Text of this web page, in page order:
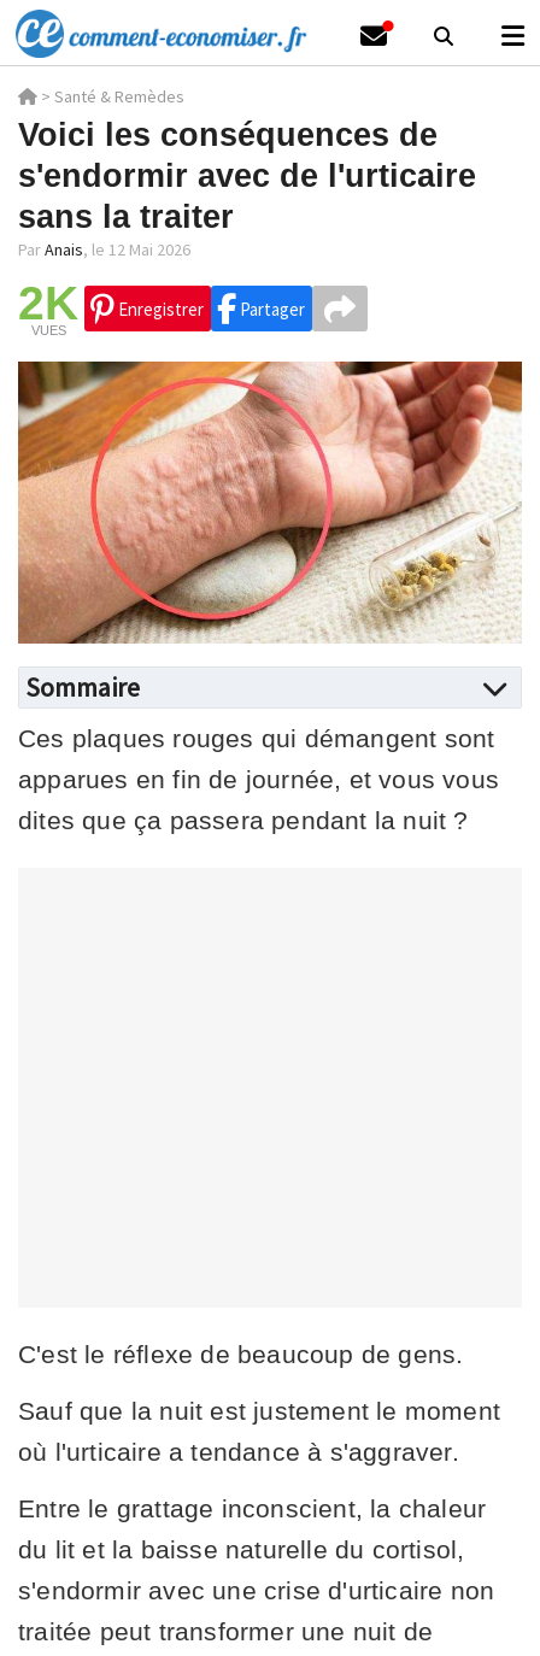
> Santé & Remèdes
Voici les conséquences de
s'endormir avec de l'urticaire
sans la traiter
ParAnais, le 12 Mai 2026
2K
VUES
Enregistrer Partager
Sommaire
Ces plaques rouges qui démangent sont
apparues en fin de journée, et vous vous
dites que ça passera pendant la nuit ?
C'est le réflexe de beaucoup de gens.
Sauf que la nuit est justement le moment
où l'urticaire a tendance à s'aggraver.
Entre le grattage inconscient, la chaleur
du lit et la baisse naturelle du cortisol,
s'endormir avec une crise d'urticaire non
traitée peut transformer une nuit de